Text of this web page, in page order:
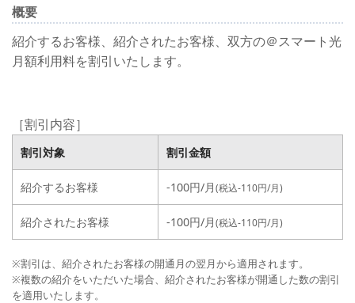
概要
紹介するお客様、紹介されたお客様、双方の＠スマート光
月額利用料を割引いたします。
［割引内容］
割引対象 割引金額
紹介するお客様 -100円/月(税込-110円/月)
紹介されたお客様 -100円/月(税込-110円/月)
※割引は、紹介されたお客様の開通月の翌月から適用されます。
※複数の紹介をいただいた場合、紹介されたお客様が開通した数の割引
を適用いたします。